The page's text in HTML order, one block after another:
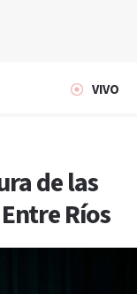
VIVO
de las
Ríos